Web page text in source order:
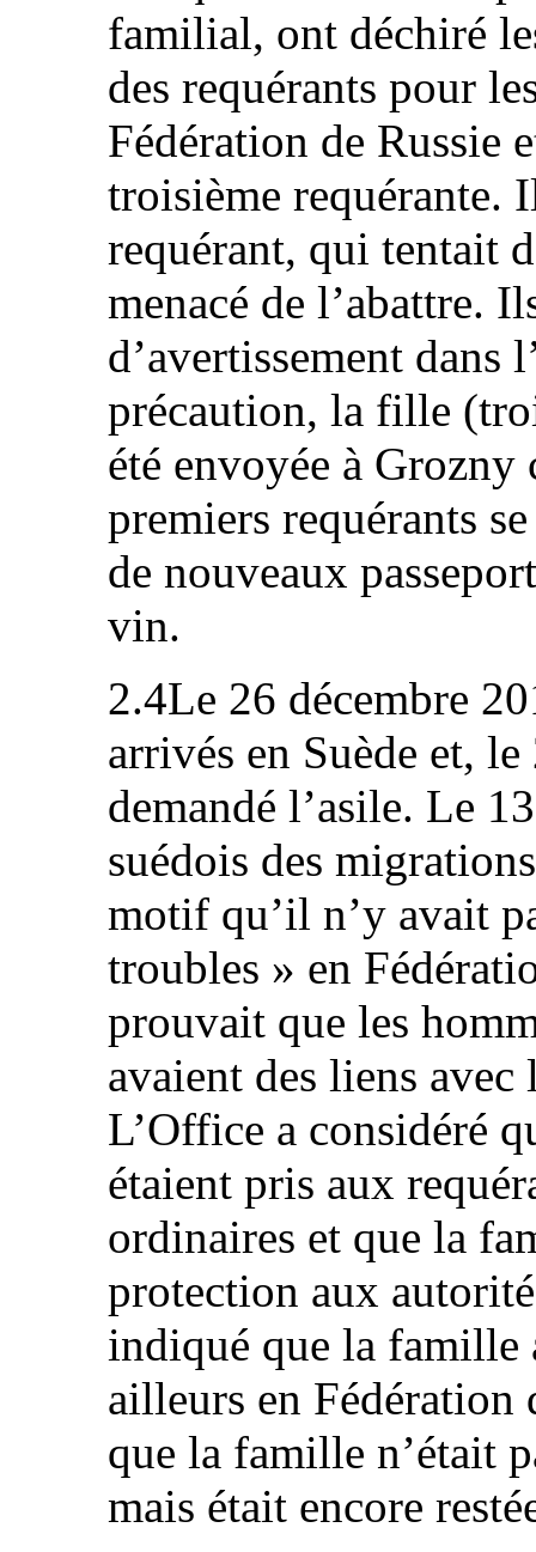
familial, ont déchiré
des requérants pour
Fédération de Russie
troisième requérante.
requérant, qui tentait
menacé de l’abattre.
d’avertissement dans
précaution, la fille
été envoyée à Grozny
premiers requérants
de nouveaux
vin.
2.4Le 26 décembre
arrivés en Suède et,
demandé l’asile. Le
suédois des
motif qu’il n’y avait
troubles » en
prouvait que les
avaient des liens avec
L’Office a considéré
étaient pris aux
ordinaires et que la
protection aux
indiqué que la famille
ailleurs en Fédération
que la famille n’était
mais était encore